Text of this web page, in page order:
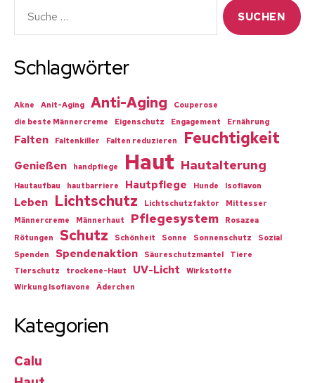
nach:
Schlagwörter
Akne Anit-Aging Anti-Aging
Couperose
die beste Männercreme
Eigenschutz Engagement Ernährung
Falten Faltenkiller Falten reduzieren Feuchtigkeit
Genießen handpflege Haut Hautalterung
Hautaufbau hautbarriere Hautpflege Hunde Isoflavon
Leben Lichtschutz Lichtschutzfaktor
Mittesser
Männercreme
Männerhaut Pflegesystem
Rosazea
Rötungen
Schutz Schönheit Sonne Sonnenschutz
Sozial
Spenden
Spendenaktion Säureschutzmantel
Tiere
Tierschutz
trockene-Haut UV-Licht
Wirkstoffe
Wirkung Isoflavone
Äderchen
Kategorien
Calu